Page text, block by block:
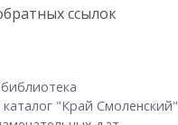
ссылок
"Край Смоленский"